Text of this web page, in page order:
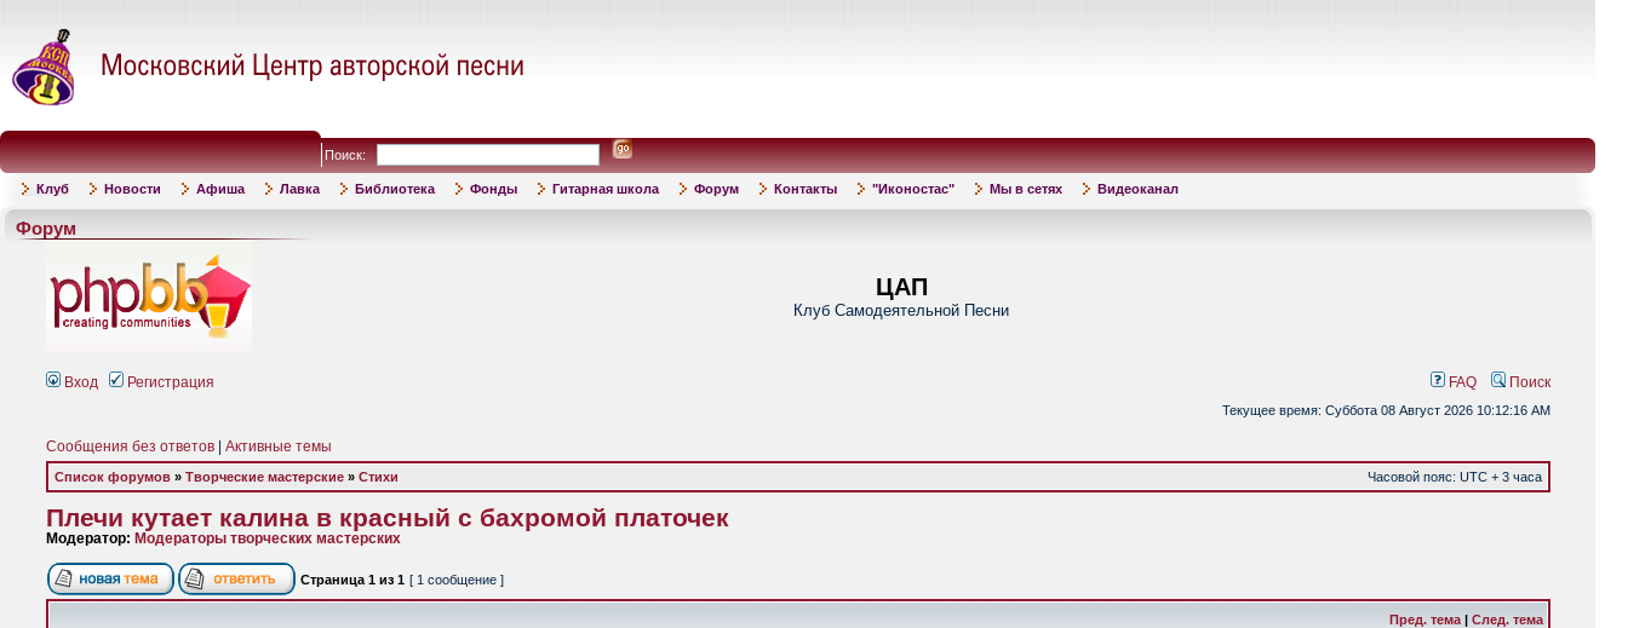
Поиск:
Клуб Новости Афиша Лавка Библиотека Фонды Гитарная школа Форум Контакты "Иконостас" Мы в сетях Видеоканал
Форум
ЦАП
Клуб Самодеятельной Песни
Вход Регистрация FAQ Поиск
Текущее время: Суббота 08 Август 2026 10:12:16 AM
Сообщения без ответов Активные темы
Список форумов » Творческие мастерские » Стихи Часовой пояс: UTC + 3 часа
Плечи кутает калина в красный с бахромой платочек
Модератор: Модераторы творческих мастерских
Страница 1 из 1 [ 1 сообщение ]
Пред. тема | След. тема